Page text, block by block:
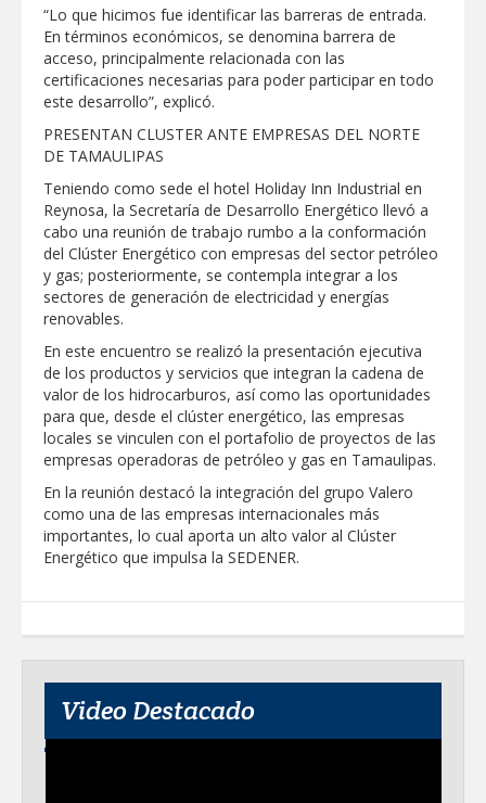
Disney reconoce a nivel mundial talento
de estudiante de la UAT
Visitó Alcalde a vecinos de Balcones de
Alcalá con programa Subsidio del Agua
Tamaulipas sigue impulsando una
agenda de infraestructura con sentido
humanista
DIRECCIÓN DE DESARROLLO RURAL
APOYA A GANADEROS DE NUEVO
LAREDO ANTE LA REAPERTURA DE LA
Impulsa STPS ferias del empleo para
jóvenes en tres regiones de Tamaulipas
“Lo que hicimos fue identificar las barreras de entrada.
En términos económicos, se denomina barrera de
acceso, principalmente relacionada con las
certificaciones necesarias para poder participar en todo
este desarrollo”, explicó.
PRESENTAN CLUSTER ANTE EMPRESAS DEL NORTE
DE TAMAULIPAS
Teniendo como sede el hotel Holiday Inn Industrial en
Reynosa, la Secretaría de Desarrollo Energético llevó a
cabo una reunión de trabajo rumbo a la conformación
del Clúster Energético con empresas del sector petróleo
y gas; posteriormente, se contempla integrar a los
sectores de generación de electricidad y energías
renovables.
En este encuentro se realizó la presentación ejecutiva
de los productos y servicios que integran la cadena de
valor de los hidrocarburos, así como las oportunidades
para que, desde el clúster energético, las empresas
locales se vinculen con el portafolio de proyectos de las
empresas operadoras de petróleo y gas en Tamaulipas.
En la reunión destacó la integración del grupo Valero
como una de las empresas internacionales más
importantes, lo cual aporta un alto valor al Clúster
Energético que impulsa la SEDENER.
Video Destacado